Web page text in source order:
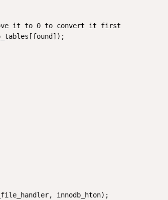
it to 0 to convert it first
innodb_hton);